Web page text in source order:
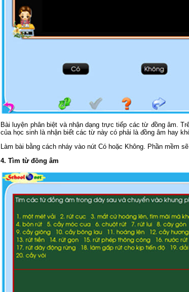
Bài luyện phân biệt và nhận dạng trực tiếp các từ đồng âm.
của học sinh là nhận biết các từ này có phải là đồng âm hay
Làm bài bằng cách nháy vào nút Có hoặc Không. Phần mềm
4. Tìm từ đồng âm